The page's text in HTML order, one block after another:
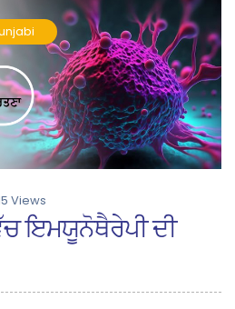
Views
ਇਮਯੂਨੋਥੈਰੇਪੀ ਦੀ